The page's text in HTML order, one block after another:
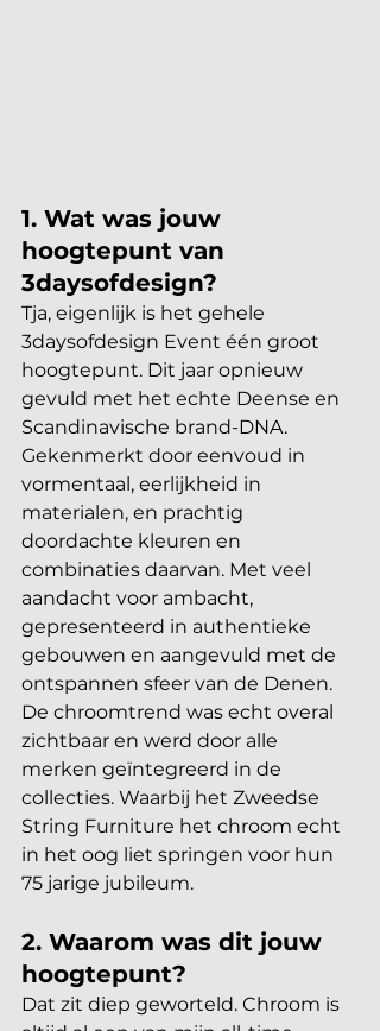
1. Wat was jouw
hoogtepunt van
3daysofdesign?
Tja, eigenlijk is het gehele
3daysofdesign Event één groot
hoogtepunt. Dit jaar opnieuw
gevuld met het echte Deense en
Scandinavische brand-DNA.
Gekenmerkt door eenvoud in
vormentaal, eerlijkheid in
materialen, en prachtig
doordachte kleuren en
combinaties daarvan. Met veel
aandacht voor ambacht,
gepresenteerd in authentieke
gebouwen en aangevuld met de
ontspannen sfeer van de Denen.
De chroomtrend was echt overal
zichtbaar en werd door alle
merken geïntegreerd in de
collecties. Waarbij het Zweedse
String Furniture het chroom echt
in het oog liet springen voor hun
75 jarige jubileum.
2. Waarom was dit jouw
hoogtepunt?
Dat zit diep geworteld. Chroom is